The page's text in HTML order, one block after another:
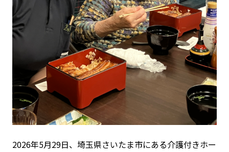
2026年5月29日、埼玉県さいたま市にある介護付きホー